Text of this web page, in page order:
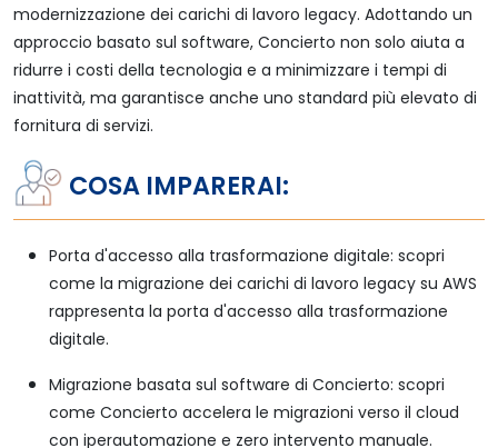
modernizzazione dei carichi di lavoro legacy. Adottando un
approccio basato sul software, Concierto non solo aiuta a
ridurre i costi della tecnologia e a minimizzare i tempi di
inattività, ma garantisce anche uno standard più elevato di
fornitura di servizi.
COSA IMPARERAI:
Porta d'accesso alla trasformazione digitale: scopri
come la migrazione dei carichi di lavoro legacy su AWS
rappresenta la porta d'accesso alla trasformazione
digitale.
Migrazione basata sul software di Concierto: scopri
come Concierto accelera le migrazioni verso il cloud
con iperautomazione e zero intervento manuale.